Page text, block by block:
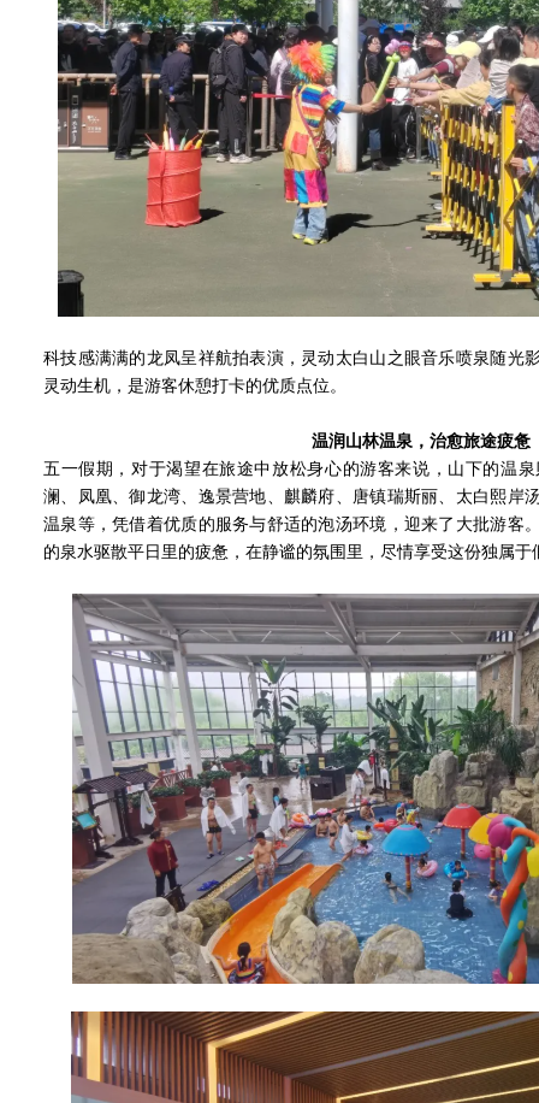
科技感满满的龙凤呈祥航拍表演，灵动太白山之眼音乐喷泉随光
灵动生机，是游客休憩打卡的优质点位。
温润山林温泉，治愈旅途疲惫
五一假期，对于渴望在旅途中放松身心的游客来说，山下的温
澜、凤凰、御龙湾、逸景营地、麒麟府、唐镇瑞斯丽、太白熙岸
温泉等，凭借着优质的服务与舒适的泡汤环境，迎来了大批游客
的泉水驱散平日里的疲惫，在静谧的氛围里，尽情享受这份独属于